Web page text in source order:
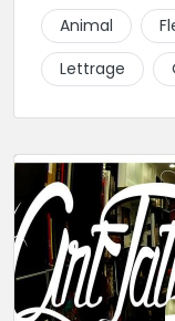
ces pièces sont
n'hésitent pas à
talents. L'équipe
s'occupe du
Animal
Lettrage